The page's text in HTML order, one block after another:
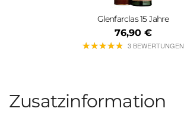
Glenfarclas 15 Jahre
76,90 €
★★★★★
★★★★★ 3 BEWERTUNGEN
Zusatzinformation